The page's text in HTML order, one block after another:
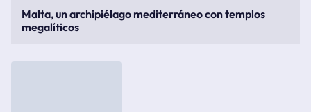
Malta, un archipiélago mediterráneo con templos
megalíticos